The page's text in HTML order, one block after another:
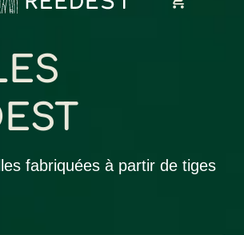
fabriquées à partir de tiges